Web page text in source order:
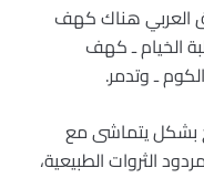
العربي هناك كهف
الخيام ـ كهف
ـ وتدمر.
والمناخ بشكل يتماشى مع
الثروات الطبيعية،